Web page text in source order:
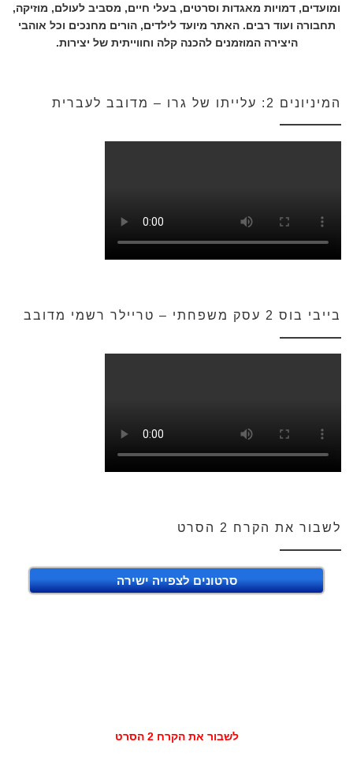
ומועדים, דמויות מאגדות וסרטים, בעלי חיים, מסביב לעולם, מוזיקה,
תחבורה ועוד רבים. האתר מיועד לילדים, הורים מחנכים וכל אוהבי
היצירה המוזמנים להכנה קלה וחווייתית של יצירות.
המיניונים 2: עלייתו של גרו – מדובב לעברית
בייבי בוס 2 עסק משפחתי – טריילר רשמי מדובב
לשבור את הקרח 2 הסרט
סרטונים לצפייה ישירה
לשבור את הקרח 2 הסרט